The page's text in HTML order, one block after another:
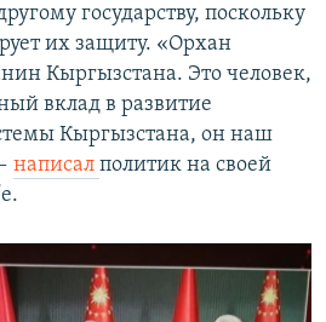
государству, поскольку
их защиту. «Орхан
Кыргызстана. Это человек,
вклад в развитие
Кыргызстана, он наш
написал политик на своей